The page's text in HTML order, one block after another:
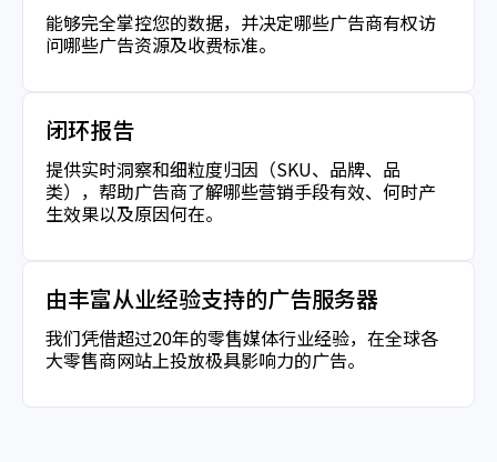
能够完全掌控您的数据，并决定哪些广告商有权访
问哪些广告资源及收费标准。
闭环报告
提供实时洞察和细粒度归因（SKU、品牌、品
类），帮助广告商了解哪些营销手段有效、何时产
生效果以及原因何在。
由丰富从业经验支持的广告服务器
我们凭借超过20年的零售媒体行业经验，在全球各
大零售商网站上投放极具影响力的广告。